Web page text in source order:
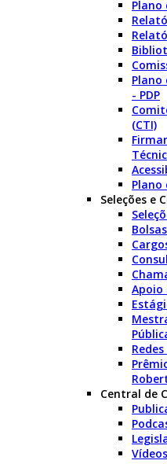
Plano
Plano
- PDP
(CTI)
Plano
Seleções e
Apoio
Central de
Vídeos